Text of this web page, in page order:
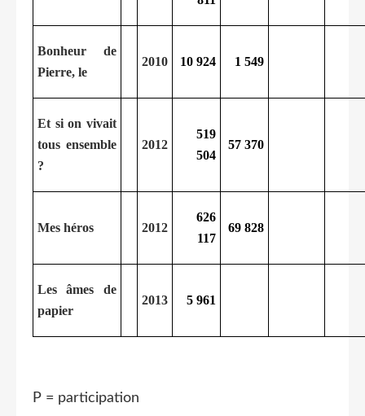
Bonheur de
Pierre, le
2010 10 924 1 549
Et si on vivait
tous ensemble
?
2012
519
504
57 370
Mes héros 2012
626
117
69 828
Les âmes de
papier
2013 5 961
P = participation